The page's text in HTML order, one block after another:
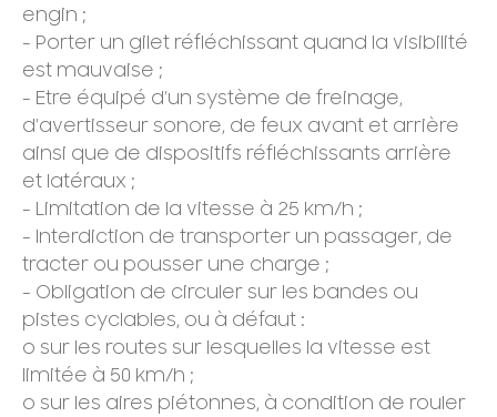
engin ;
- Porter un gilet réfléchissant quand la visibilité
est mauvaise ;
- Etre équipé d’un système de freinage,
d’avertisseur sonore, de feux avant et arrière
ainsi que de dispositifs réfléchissants arrière
et latéraux ;
- Limitation de la vitesse à 25 km/h ;
- Interdiction de transporter un passager, de
tracter ou pousser une charge ;
- Obligation de circuler sur les bandes ou
pistes cyclables, ou à défaut :
o sur les routes sur lesquelles la vitesse est
limitée à 50 km/h ;
o sur les aires piétonnes, à condition de rouler